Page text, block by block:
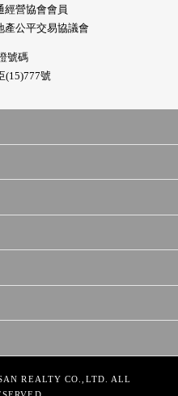
經營協會會員
產公平交易協議會
號碼
(15)777號
REALTY CO.,LTD. ALL